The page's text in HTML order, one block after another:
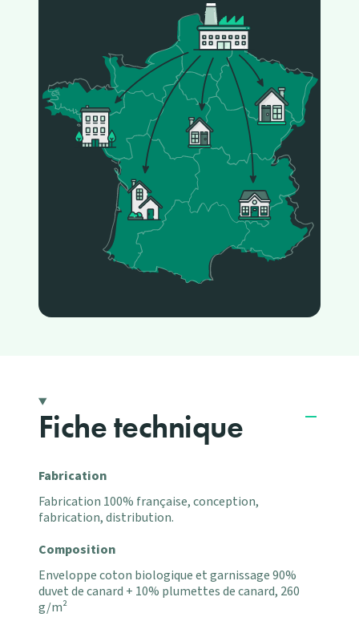
Fiche technique
Fabrication
Fabrication 100% française, conception,
fabrication, distribution.
Composition
Enveloppe coton biologique et garnissage 90%
duvet de canard + 10% plumettes de canard, 260
g/m²